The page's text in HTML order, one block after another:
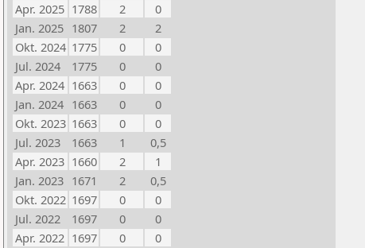
Apr. 2025 1788 2
0
Jan. 2025 1807 2
2
Okt. 2024 1775 0
0
Jul. 2024
1775 0
0
Apr. 2024 1663 0
0
Jan. 2024 1663 0
0
Okt. 2023 1663 0
0
Jul. 2023
1663 1
0,5
Apr. 2023 1660 2
1
Jan. 2023 1671 2
0,5
Okt. 2022 1697 0
0
Jul. 2022
1697 0
0
Apr. 2022 1697 0
0